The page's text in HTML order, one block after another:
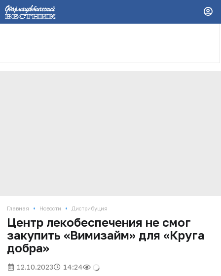
Главная • Новости • Дистрибуция
Центр лекобеспечения не смог
закупить «Вимизайм» для «Круга
добра»
12.10.2023 14:24